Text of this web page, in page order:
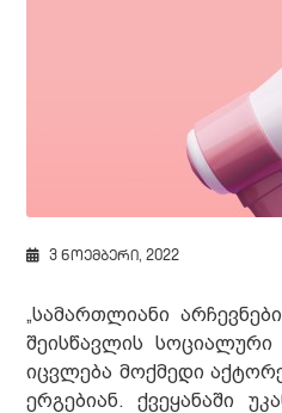
3 ნოემბერი, 2022
„სამართლიანი
შეისწავლის
იცვლება მოქმედი
ერგებიან. ქვეყანაში